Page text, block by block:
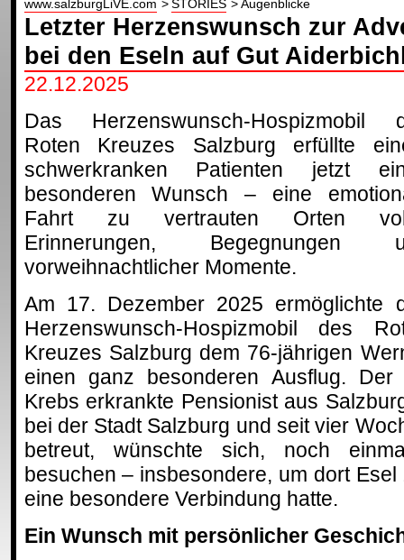
www.salzburgLiVE.com STORIES Augenblicke
Letzter Herzenswunsch zur
bei den Eseln auf Gut
22.12.2025
Das Herzenswunsch-Hospizmobil
Roten Kreuzes Salzburg erfüllte
schwerkranken Patienten jetzt
besonderen Wunsch – eine
Fahrt zu vertrauten Orten
Erinnerungen, Begegnungen
vorweihnachtlicher Momente.
Am 17. Dezember 2025 ermöglichte
Herzenswunsch-Hospizmobil des
Kreuzes Salzburg dem 76-jährigen
einen ganz besonderen Ausflug. Der
Krebs erkrankte Pensionist aus
bei der Stadt Salzburg und seit vier
betreut, wünschte sich, noch
besuchen – insbesondere, um dort
eine besondere Verbindung hatte.
Ein Wunsch mit persönlicher